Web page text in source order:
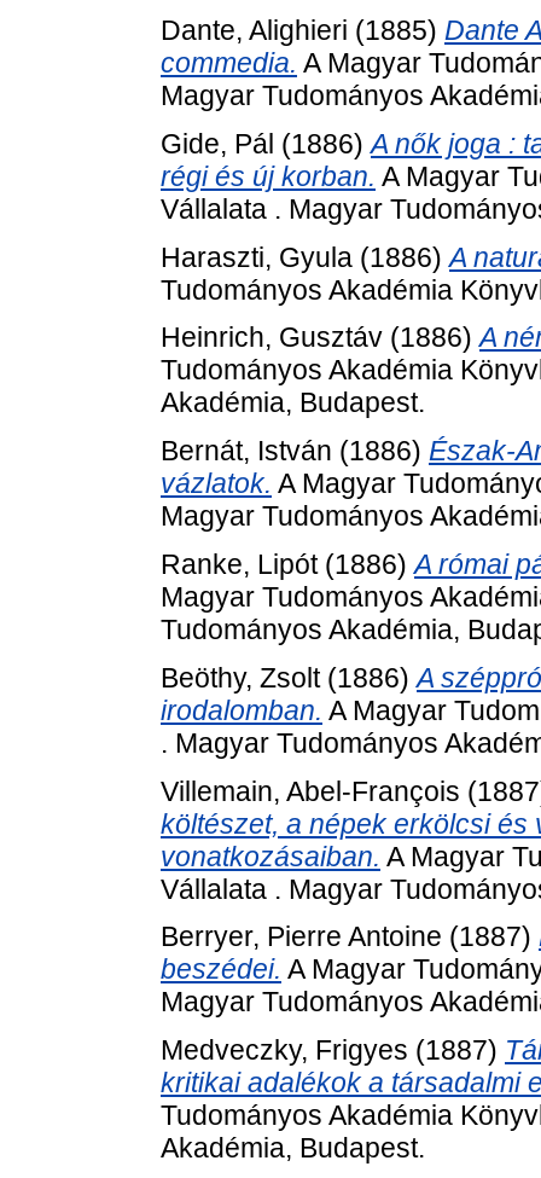
Dante, Alighieri (1885) Dante
commedia. A Magyar
Magyar Tudományos
Gide, Pál (1886)A nők joga :
régi és új korban. A Magyar
Vállalata . Magyar
Haraszti, Gyula (1886)A
Tudományos Akadémia
Heinrich, Gusztáv (1886)A
Tudományos Akadémia
Akadémia, Budapest.
Bernát, István (1886) Észak-
vázlatok. A Magyar
Magyar Tudományos
Ranke, Lipót(1886)A római
Magyar Tudományos
Tudományos Akadémia,
Beöthy, Zsolt(1886)A
irodalomban. A Magyar
. Magyar Tudományos
Villemain, Abel-François
költészet, a népek erkölcsi
vonatkozásaiban. A Magyar
Vállalata . Magyar
Berryer, Pierre Antoine (1887)
beszédei. A Magyar
Magyar Tudományos
Medveczky, Frigyes (1887)
kritikai adalékok a társadalmi
Tudományos Akadémia
Akadémia, Budapest.